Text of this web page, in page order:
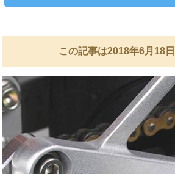
この記事は2018年6月18